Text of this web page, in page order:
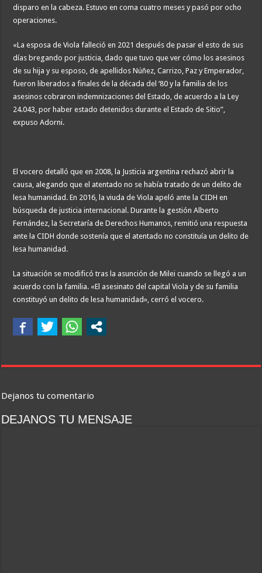
disparo en la cabeza. Estuvo en coma cuatro meses y pasó por ocho
operaciones.
«La esposa de Viola falleció en 2021 después de pasar el esto de sus
días bregando por justicia, dado que tuvo que ver cómo los asesinos
de su hija y su esposo, de apellidos Núñez, Carrizo, Paz y Emperador,
fueron liberados a finales de la década del ‘80 y la familia de los
asesinos cobraron indemnizaciones del Estado, de acuerdo a la Ley
24.043, por haber estado detenidos durante el Estado de Sitio”,
expuso Adorni.
El vocero detalló que en 2008, la Justicia argentina rechazó abrir la
causa, alegando que el atentado no se había tratado de un delito de
lesa humanidad. En 2016, la viuda de Viola apeló ante la CIDH en
búsqueda de justicia internacional. Durante la gestión Alberto
Fernández, la Secretaría de Derechos Humanos, remitió una respuesta
ante la CIDH donde sostenía que el atentado no constituía un delito de
lesa humanidad.
La situación se modificó tras la asunción de Milei cuando se llegó a un
acuerdo con la familia. «El asesinato del capital Viola y de su familia
constituyó un delito de lesa humanidad», cerró el vocero.
Dejanos tu comentario
DEJANOS TU MENSAJE